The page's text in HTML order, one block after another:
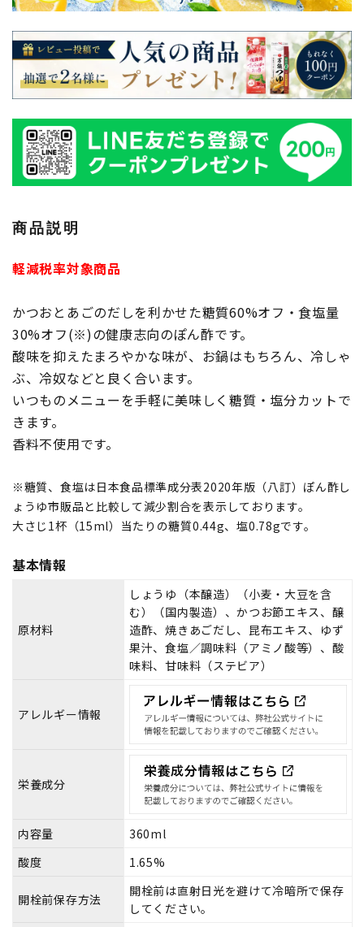
商品説明
軽減税率対象商品
かつおとあごのだしを利かせた糖質60%オフ・食塩量
30%オフ(※)の健康志向のぽん酢です。
酸味を抑えたまろやかな味が、お鍋はもちろん、冷しゃ
ぶ、冷奴などと良く合います。
いつものメニューを手軽に美味しく糖質・塩分カットで
きます。
香料不使用です。
※糖質、食塩は日本食品標準成分表2020年版（八訂）ぽん酢し
ょうゆ市販品と比較して減少割合を表示しております。
大さじ1杯（15ml）当たりの糖質0.44g、塩0.78gです。
基本情報
原材料
しょうゆ（本醸造）（小麦・大豆を含
む）（国内製造）、かつお節エキス、醸
造酢、焼きあごだし、昆布エキス、ゆず
果汁、食塩／調味料（アミノ酸等）、酸
味料、甘味料（ステビア）
アレルギー情報
栄養成分
内容量
360ml
酸度
1.65%
開栓前保存方法
開栓前は直射日光を避けて冷暗所で保存
してください。